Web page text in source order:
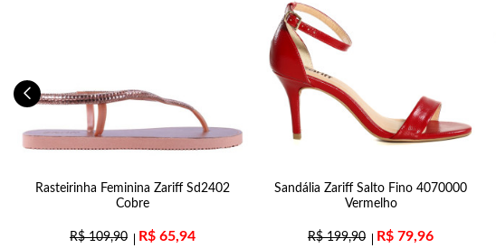
Rasteirinha Feminina Zariff Sd2402
Cobre
R$109,90 R$ 65,94
Sandália Zariff Salto Fino 4070000
Vermelho
R$199,90 R$ 79,96